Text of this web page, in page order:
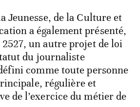
Jeunesse, de la Culture et
a également présenté,
un autre projet de loi
du journaliste
comme toute personne
régulière et
de l’exercice du métier de